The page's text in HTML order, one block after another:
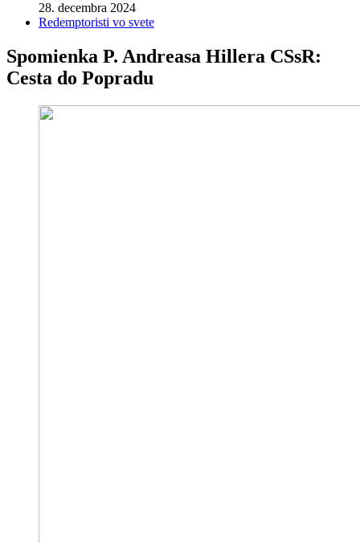
28. decembra 2024
Redemptoristi vo svete
Spomienka P. Andreasa Hillera CSsR:
Cesta do Popradu